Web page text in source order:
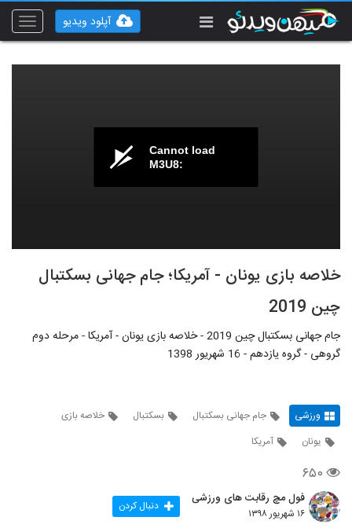
Toggle
آپلود ویدیو
Cannot load
M3U8:
خلاصه بازی یونان - آمریکا؛ جام جهانی بسکتبال
چین 2019
جام جهانی بسکتبال چین 2019 - خلاصه بازی یونان - آمریکا - مرحله دوم
گروهی - گروه یازدهم - 16 شهریور 1398
ورزشی جام جهانی بسکتبال بسکتبال
خلاصه بازی
یونان
آمریکا
۶۵۰
فول مچ رقابت های ورزشی
۱۶ شهریور ۱۳۹۸ دنبال کردن